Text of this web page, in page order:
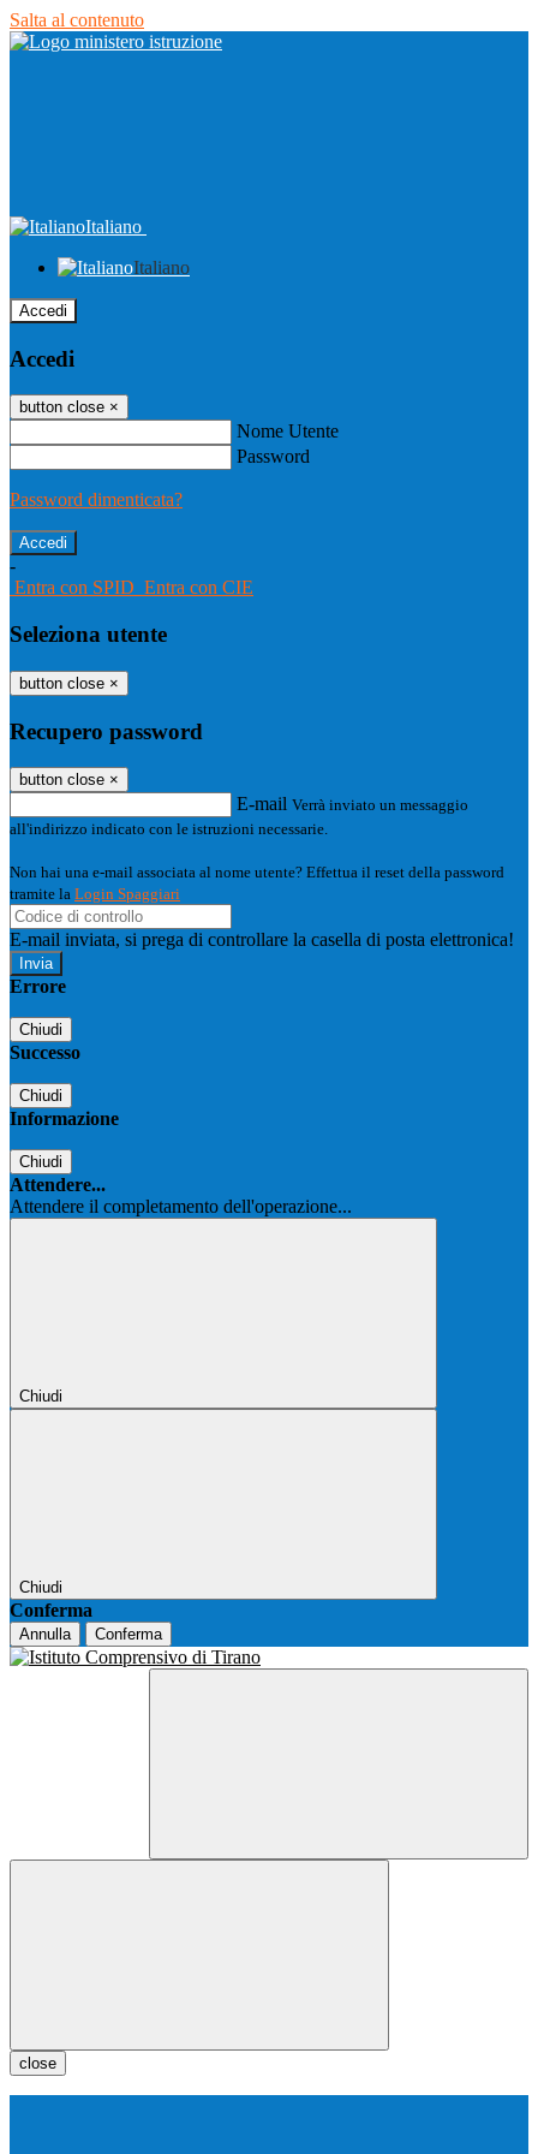
Salta al contenuto
Italiano
Italiano
Accedi
Accedi
button close ×
Nome Utente
Password
Password dimenticata?
-
Entra con SPID Entra con CIE
Seleziona utente
button close ×
Recupero password
button close ×
E-mail Verrà inviato un messaggio
all'indirizzo indicato con le istruzioni necessarie.
Non hai una e-mail associata al nome utente? Effettua il reset della password
tramite la Login Spaggiari
E-mail inviata, si prega di controllare la casella di posta elettronica!
Errore
Chiudi
Successo
Chiudi
Informazione
Chiudi
Attendere...
Attendere il completamento dell'operazione...
Chiudi
Chiudi
Conferma
Annulla Conferma
close